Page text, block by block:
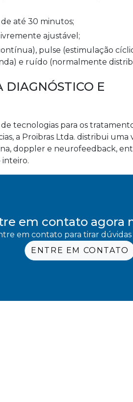
de até 30 minutos;
ajustável;
e ruído (normalmente
DIAGNÓSTICO E
tecnologias para os
a Proibras Ltda. distribui uma
doppler e neurofeedback,
em contato agora
em contato para tirar
ENTRE EM CONTATO